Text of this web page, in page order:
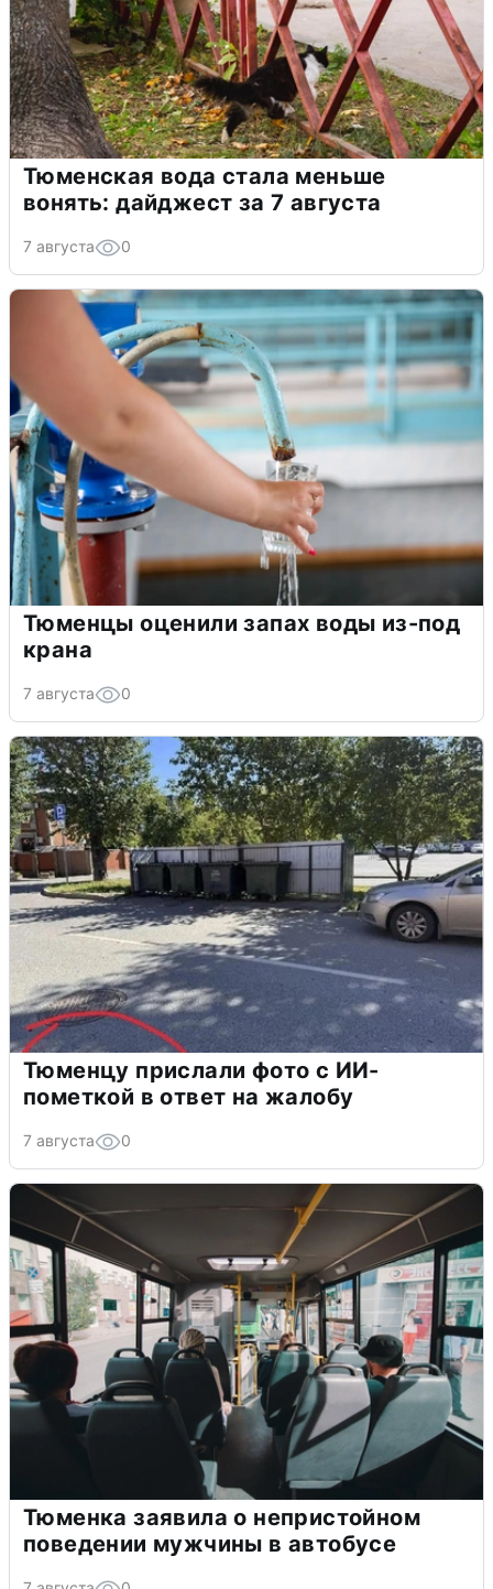
Тюменская вода стала меньше
вонять: дайджест за 7 августа
7 августа 0
Тюменцы оценили запах воды из-под
крана
7 августа 0
Тюменцу прислали фото с ИИ-
пометкой в ответ на жалобу
7 августа 0
Тюменка заявила о непристойном
поведении мужчины в автобусе